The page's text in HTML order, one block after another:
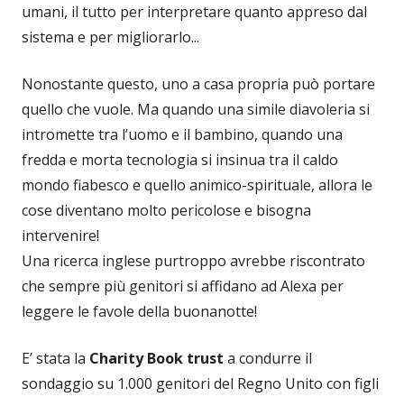
umani, il tutto per interpretare quanto appreso dal
sistema e per migliorarlo...
Nonostante questo, uno a casa propria può portare
quello che vuole. Ma quando una simile diavoleria si
intromette tra l’uomo e il bambino, quando una
fredda e morta tecnologia si insinua tra il caldo
mondo fiabesco e quello animico-spirituale, allora le
cose diventano molto pericolose e bisogna
intervenire!
Una ricerca inglese purtroppo avrebbe riscontrato
che sempre più genitori si affidano ad Alexa per
leggere le favole della buonanotte!
E’ stata la Charity Book trust a condurre il
sondaggio su 1.000 genitori del Regno Unito con figli